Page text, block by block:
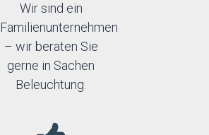
Wir sind ein
Familienunternehmen
– wir beraten Sie
gerne in Sachen
Beleuchtung.